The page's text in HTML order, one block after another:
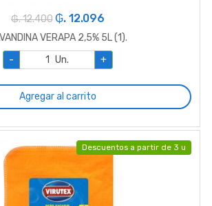
₲. 12.400 ₲. 12.096
VERAPA 2,5% 5L (1).
-
Un. +
Agregar al carrito
Descuentos a partir de 3 u